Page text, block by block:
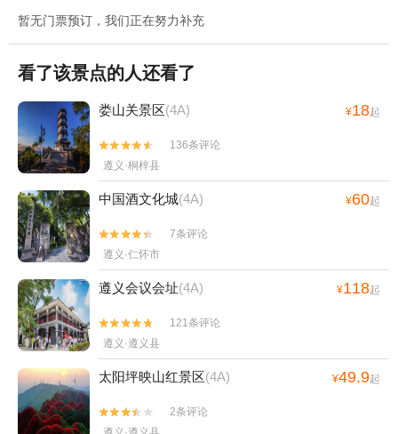
暂无门票预订，我们正在努力补充
看了该景点的人还看了
娄山关景区(4A) ¥18起


136条评论
遵义·桐梓县
中国酒文化城(4A) ¥60起


7条评论
遵义·仁怀市
遵义会议会址(4A) ¥118起


121条评论
遵义·遵义县
太阳坪映山红景区(4A) ¥49.9起


2条评论